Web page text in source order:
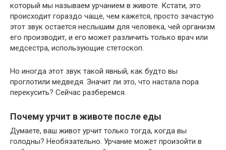
который мы называем урчанием в животе. Кстати, это
происходит гораздо чаще, чем кажется, просто зачастую
этот звук остается неслышим для человека, чей организм
его производит, и его может различить только врач или
медсестра, использующие стетоскоп.
Но иногда этот звук такой явный, как будто вы
проглотили медведя. Значит ли это, что настала пора
перекусить? Сейчас разберемся.
Почему урчит в животе после еды
Думаете, ваш живот урчит только тогда, когда вы
голодны? Необязательно. Урчание может произойти в